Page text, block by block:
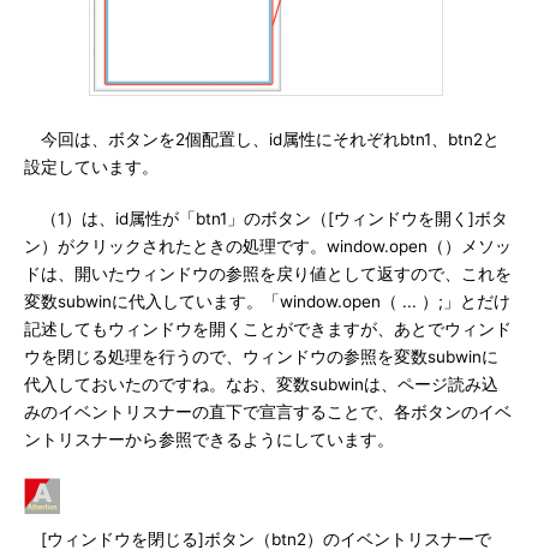
今回は、ボタンを2個配置し、id属性にそれぞれbtn1、btn2と
設定しています。
（1）は、id属性が「btn1」のボタン（[ウィンドウを開く]ボタ
ン）がクリックされたときの処理です。window.open（）メソッ
ドは、開いたウィンドウの参照を戻り値として返すので、これを
変数subwinに代入しています。「window.open（ ... ）;」とだけ
記述してもウィンドウを開くことができますが、あとでウィンド
ウを閉じる処理を行うので、ウィンドウの参照を変数subwinに
代入しておいたのですね。なお、変数subwinは、ページ読み込
みのイベントリスナーの直下で宣言することで、各ボタンのイベ
ントリスナーから参照できるようにしています。
[ウィンドウを閉じる]ボタン（btn2）のイベントリスナーで